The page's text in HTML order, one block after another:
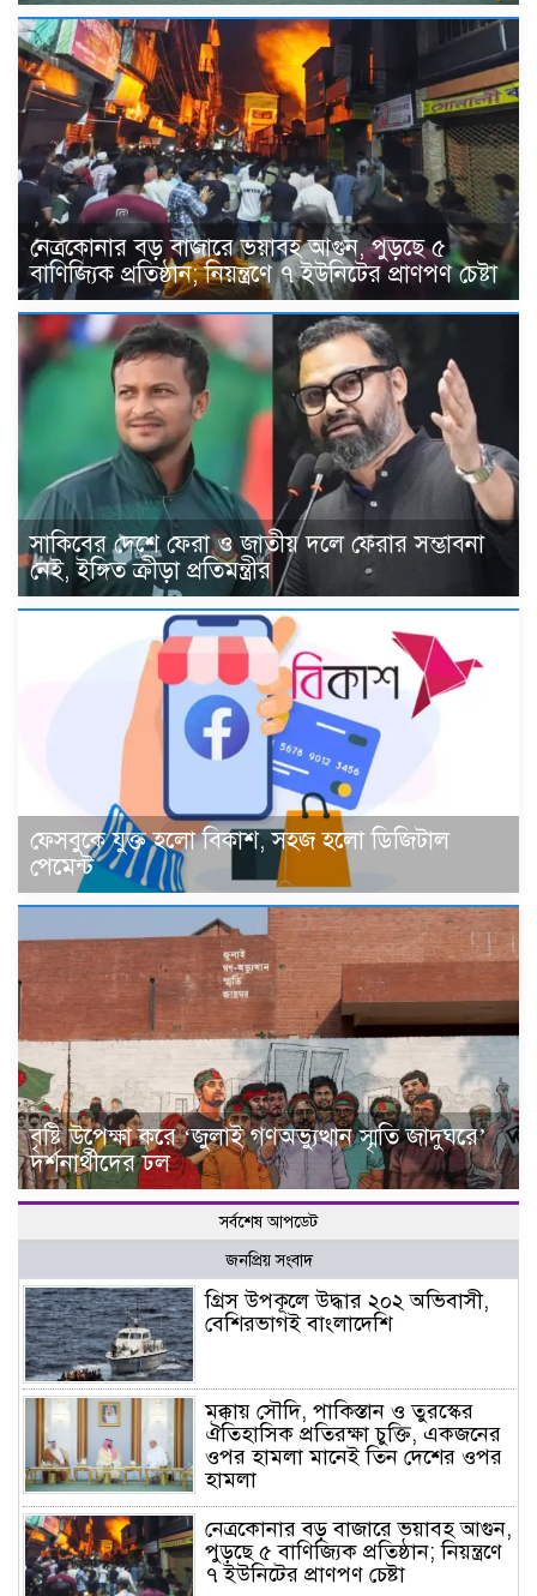
নেত্রকোনার বড় বাজারে ভয়াবহ আগুন, পুড়ছে ৫
বাণিজ্যিক প্রতিষ্ঠান; নিয়ন্ত্রণে ৭ ইউনিটের প্রাণপণ চেষ্টা
সাকিবের দেশে ফেরা ও জাতীয় দলে ফেরার সম্ভাবনা
নেই, ইঙ্গিত ক্রীড়া প্রতিমন্ত্রীর
ফেসবুকে যুক্ত হলো বিকাশ, সহজ হলো ডিজিটাল
পেমেন্ট
বৃষ্টি উপেক্ষা করে ‘জুলাই গণঅভ্যুত্থান স্মৃতি জাদুঘরে’
দর্শনার্থীদের ঢল
সর্বশেষ আপডেট
জনপ্রিয় সংবাদ
গ্রিস উপকূলে উদ্ধার ২০২ অভিবাসী,
বেশিরভাগই বাংলাদেশি
মক্কায় সৌদি, পাকিস্তান ও তুরস্কের
ঐতিহাসিক প্রতিরক্ষা চুক্তি, একজনের
ওপর হামলা মানেই তিন দেশের ওপর
হামলা
নেত্রকোনার বড় বাজারে ভয়াবহ আগুন,
পুড়ছে ৫ বাণিজ্যিক প্রতিষ্ঠান; নিয়ন্ত্রণে
৭ ইউনিটের প্রাণপণ চেষ্টা